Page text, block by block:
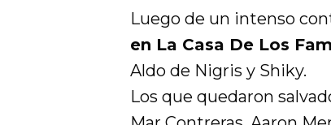
Luego de un intenso
en La Casa De Los
Aldo de Nigris y Shiky.
Los que quedaron